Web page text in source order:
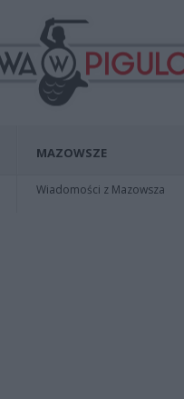
MAZOWSZE
Wiadomości z Mazowsza